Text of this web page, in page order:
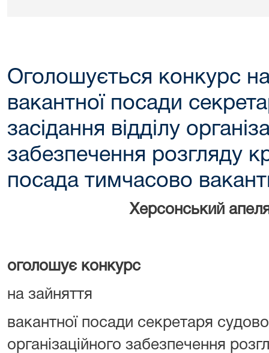
Оголошується конкурс
вакантної посади
засідання відділу
забезпечення розгляду
посада тимчасово
Херсонський
оголошує конкурс
на зайняття
вакантної посади секретаря
організаційного забезпечення